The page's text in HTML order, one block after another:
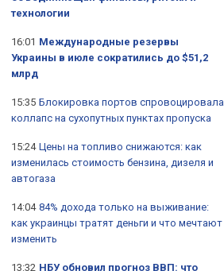
технологии
16:01 Международные резервы
Украины в июле сократились до $51,2
млрд
15:35 Блокировка портов спровоцировала
коллапс на сухопутных пунктах пропуска
15:24 Цены на топливо снижаются: как
изменилась стоимость бензина, дизеля и
автогаза
14:04 84% дохода только на выживание:
как украинцы тратят деньги и что мечтают
изменить
13:32 НБУ обновил прогноз ВВП: что